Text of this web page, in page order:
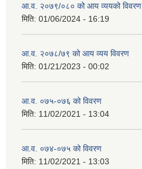
आ.व. २०७९/०८० को आय व्ययको विवरण
मिति: 01/06/2024 - 16:19
आ.व. २०७८/७९ को आय व्यय विवरण
मिति: 01/21/2023 - 00:02
आ.व. ०७५-०७६ को विवरण
मिति: 11/02/2021 - 13:04
आ.व. ०७४-०७५ को विवरण
मिति: 11/02/2021 - 13:03